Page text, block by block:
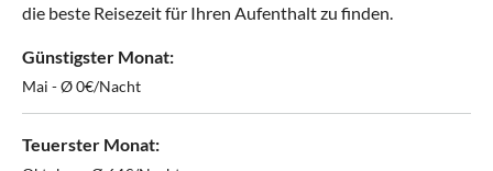
die beste Reisezeit für Ihren Aufenthalt zu finden.
Günstigster Monat:
Mai - Ø 0€/Nacht
Teuerster Monat: